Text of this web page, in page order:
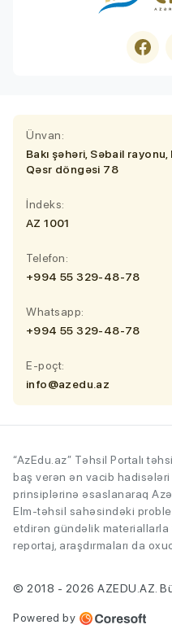
Ünvan:
Bakı şəhəri, Səbail
Qəsr döngəsi 78
İndeks:
AZ 1001
Telefon:
+994 55 329-48-78
Whatsapp:
+994 55 329-48-78
E-poçt:
info@azedu.az
“AzEdu.az” Təhsil Portalı
baş verən ən vacib
prinsiplərinə əsaslanaraq
Elm-təhsil sahəsindəki
etdirən gündəlik materiallarla
reportaj, araşdırmaları da
© 2018 - 2026 AZEDU.AZ.
Powered by